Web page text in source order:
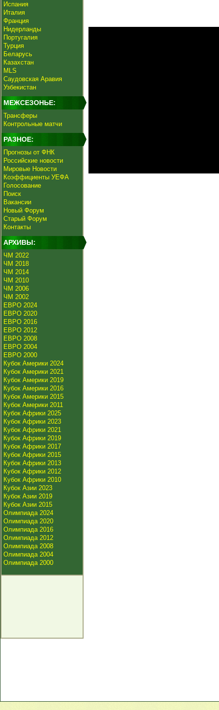
Испания
Италия
Франция
Нидерланды
Португалия
Турция
Беларусь
Казахстан
MLS
Саудовская Аравия
Узбекистан
МЕЖСЕЗОНЬЕ:
Трансферы
Контрольные матчи
РАЗНОЕ:
Прогнозы от ФНК
Российские новости
Мировые Новости
Коэффициенты УЕФА
Голосование
Поиск
Вакансии
Новый Форум
Старый Форум
Контакты
АРХИВЫ:
ЧМ 2022
ЧМ 2018
ЧМ 2014
ЧМ 2010
ЧМ 2006
ЧМ 2002
ЕВРО 2024
ЕВРО 2020
ЕВРО 2016
ЕВРО 2012
ЕВРО 2008
ЕВРО 2004
ЕВРО 2000
Кубок Америки 2024
Кубок Америки 2021
Кубок Америки 2019
Кубок Америки 2016
Кубок Америки 2015
Кубок Америки 2011
Кубок Африки 2025
Кубок Африки 2023
Кубок Африки 2021
Кубок Африки 2019
Кубок Африки 2017
Кубок Африки 2015
Кубок Африки 2013
Кубок Африки 2012
Кубок Африки 2010
Кубок Азии 2023
Кубок Азии 2019
Кубок Азии 2015
Олимпиада 2024
Олимпиада 2020
Олимпиада 2016
Олимпиада 2012
Олимпиада 2008
Олимпиада 2004
Олимпиада 2000